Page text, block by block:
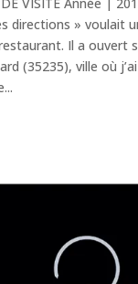
directions » voulait
Il a ouvert
(35235), ville où